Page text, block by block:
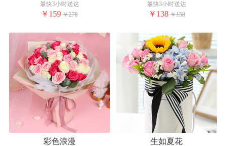
最快3小时送达
￥159 ￥278
最快3小时送达
￥138 ￥158
彩色浪漫 生如夏花